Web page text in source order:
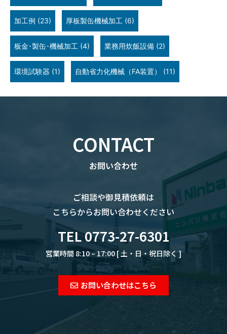
加工例 (23) 厚板製缶機械加工 (6)
板金･製缶･機械加工 (4) 業務用炊飯設備 (2)
環境試験器 (1) 自動省力化機械（FA装置） (11)
CONTACT
お問い合わせ
ご相談や御見積依頼は
こちらからお問い合わせください
TEL 0773-27-6301
営業時間 8:10 – 17:00 [ 土・日・祝日除く ]
お問い合わせはこちら